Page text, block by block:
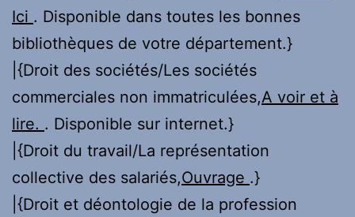
Ici . Disponible dans toutes les bonnes
bibliothèques de votre département.}
|{Droit des sociétés/Les sociétés
commerciales non immatriculées,A voir et à
lire. . Disponible sur internet.}
|{Droit du travail/La représentation
collective des salariés,Ouvrage .}
|{Droit et déontologie de la profession